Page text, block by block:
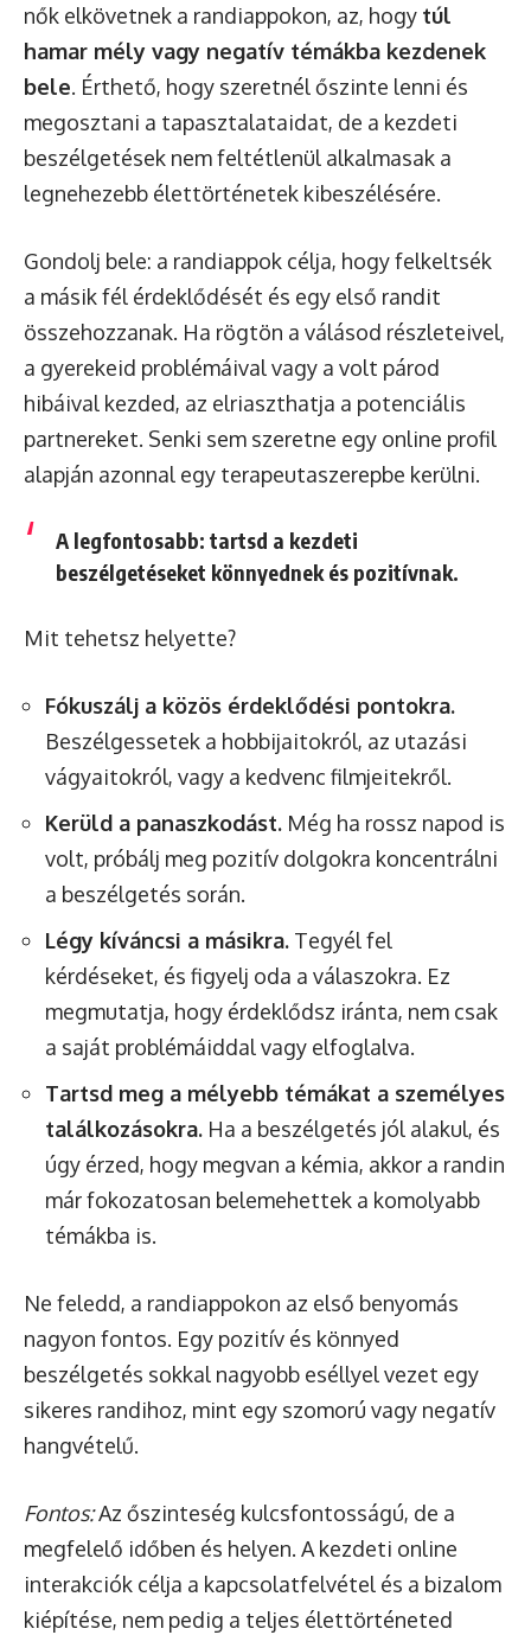
nők elkövetnek a randiappokon, az, hogy túl
hamar mély vagy negatív témákba kezdenek
bele. Érthető, hogy szeretnél őszinte lenni és
megosztani a tapasztalataidat, de a kezdeti
beszélgetések nem feltétlenül alkalmasak a
legnehezebb élettörténetek kibeszélésére.
Gondolj bele: a randiappok célja, hogy felkeltsék
a másik fél érdeklődését és egy első randit
összehozzanak. Ha rögtön a válásod részleteivel,
a gyerekeid problémáival vagy a volt párod
hibáival kezded, az elriaszthatja a potenciális
partnereket. Senki sem szeretne egy online profil
alapján azonnal egy terapeutaszerepbe kerülni.
A legfontosabb: tartsd a kezdeti
beszélgetéseket könnyednek és pozitívnak.
Mit tehetsz helyette?
Fókuszálj a közös érdeklődési pontokra.
Beszélgessetek a hobbijaitokról, az utazási
vágyaitokról, vagy a kedvenc filmjeitekről.
Kerüld a panaszkodást. Még ha rossz napod is
volt, próbálj meg pozitív dolgokra koncentrálni
a beszélgetés során.
Légy kíváncsi a másikra. Tegyél fel
kérdéseket, és figyelj oda a válaszokra. Ez
megmutatja, hogy érdeklődsz iránta, nem csak
a saját problémáiddal vagy elfoglalva.
Tartsd meg a mélyebb témákat a személyes
találkozásokra. Ha a beszélgetés jól alakul, és
úgy érzed, hogy megvan a kémia, akkor a randin
már fokozatosan belemehettek a komolyabb
témákba is.
Ne feledd, a randiappokon az első benyomás
nagyon fontos. Egy pozitív és könnyed
beszélgetés sokkal nagyobb eséllyel vezet egy
sikeres randihoz, mint egy szomorú vagy negatív
hangvételű.
Fontos:Az őszinteség kulcsfontosságú, de a
megfelelő időben és helyen. A kezdeti online
interakciók célja a kapcsolatfelvétel és a bizalom
kiépítése, nem pedig a teljes élettörténeted